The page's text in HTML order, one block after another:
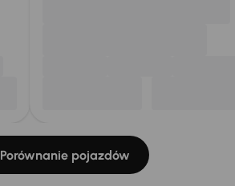
Porównanie pojazdów